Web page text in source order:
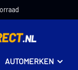
huis *
AUTOMERKEN